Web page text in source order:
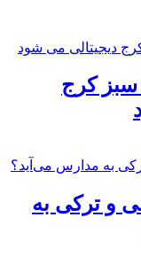
کرج
و ترکی به